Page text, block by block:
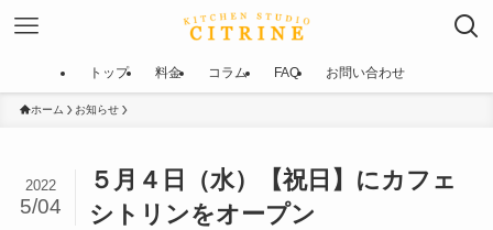
トップ 料金 コラム FAQ お問い合わせ
ホーム お知らせ
５月４日（水）【祝日】にカフェ
シトリンをオープン
2022
5/04